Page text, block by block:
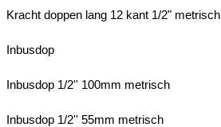
Kracht doppen lang 12 kant 1/2" metrisch
Inbusdop
Inbusdop 1/2'' 100mm metrisch
Inbusdop 1/2'' 55mm metrisch